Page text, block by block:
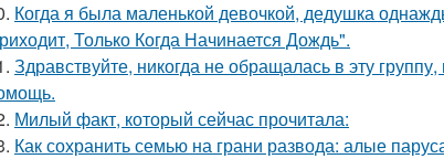
Когда я была маленькой девочкой, дедушка
Только Когда Начинается Дождь".
Здравствуйте, никогда не обращалась в эту
Милый факт, который сейчас прочитала:
Как сохранить семью на грани развода: алые